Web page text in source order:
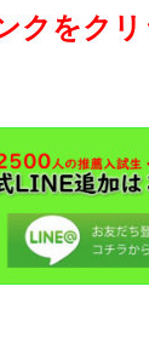
クをクリ